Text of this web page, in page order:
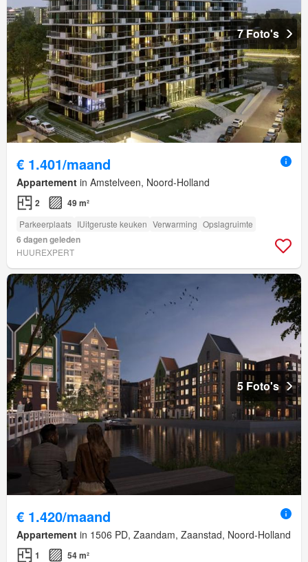
7 Foto's
€ 1.401/maand
Appartement in Amstelveen, Noord-Holland
2 49 m²
Parkeerplaats IUitgeruste keuken Verwarming Opslagruimte
6 dagen geleden
HUUREXPERT
5 Foto's
€ 1.420/maand
Appartement in 1506 PD, Zaandam, Zaanstad, Noord-Holland
1 54 m²